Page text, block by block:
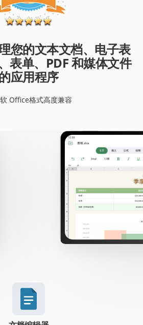
您的文本文档、电子表
表单、PDF 和媒体文件
应用程序
Office格式高度兼容